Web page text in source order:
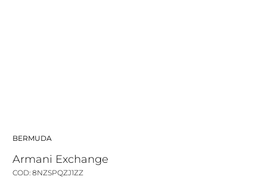
BERMUDA
Armani Exchange
COD: 8NZSPQZJ1ZZ